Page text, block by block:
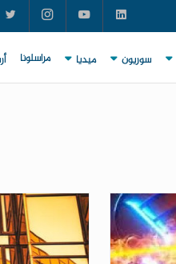
سوريون ميديا مراسلونا